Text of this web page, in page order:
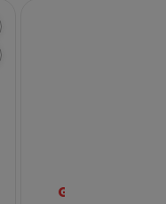
Gs. 110.055